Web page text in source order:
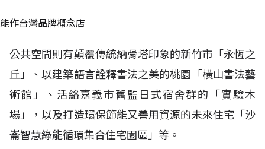
能作台灣品牌概念店
公共空間則有顛覆傳統納骨塔印象的新竹市「永恆之
丘」、以建築語言詮釋書法之美的桃園「橫山書法藝
術館」、活絡嘉義市舊監日式宿舍群的「實驗木
場」，以及打造環保節能又善用資源的未來住宅「沙
崙智慧綠能循環集合住宅園區」等。